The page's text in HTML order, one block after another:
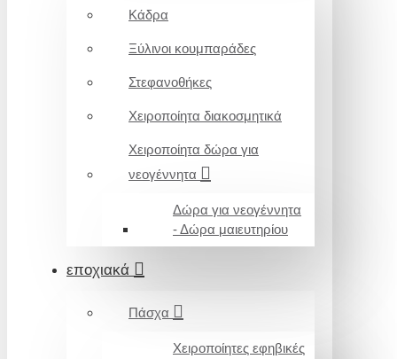
Κάδρα
Ξύλινοι κουμπαράδες
Στεφανοθήκες
Χειροποίητα διακοσμητικά
Χειροποίητα δώρα για
νεογέννητα
Δώρα για νεογέννητα
- Δώρα μαιευτηρίου
εποχιακά
Πάσχα
Χειροποίητες εφηβικές